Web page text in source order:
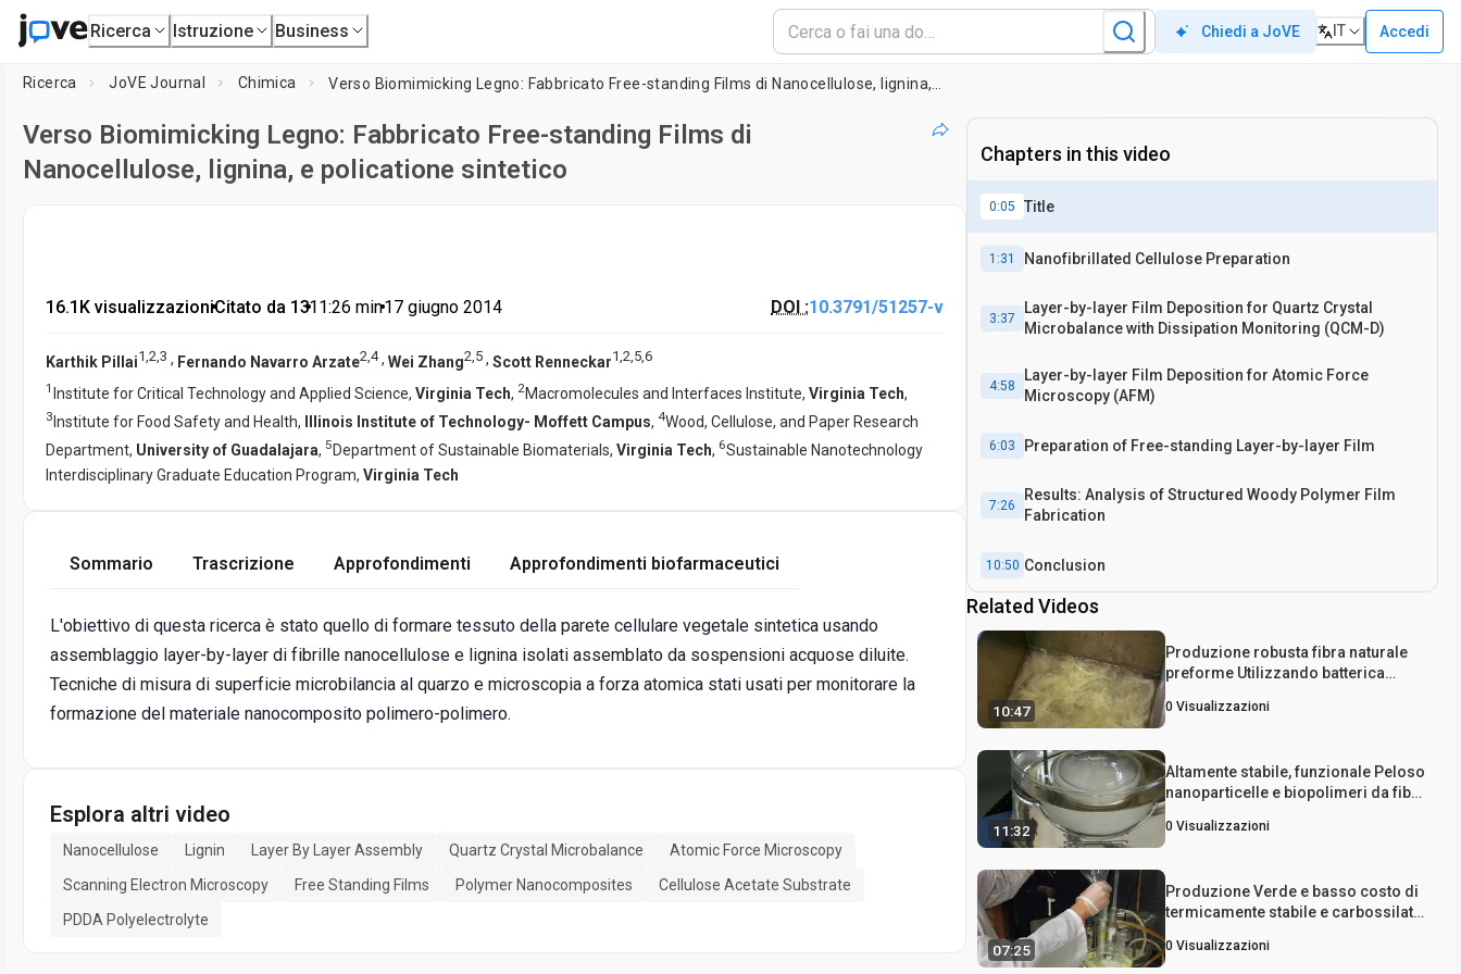
Ricerca Istruzione Business Chiedi a JoVE IT Accedi
Ricerca JoVE Journal Chimica
Verso Biomimicking Legno: Fabbricato Free-standing Films di
Nanocellulose, lignina, e policatione sintetico
16.1K visualizzazioni•Citato da 13•11:26 min•17 giugno 2014 DOI :10.3791/51257-v
Karthik Pillai1,2,3 , Fernando Navarro Arzate2,4, Wei Zhang2,5 , Scott Renneckar1,2,5,6
1 Institute for Critical Technology and Applied Science, Virginia Tech, 2Macromolecules and Interfaces Institute, Virginia Tech,
3 Institute for Food Safety and Health, Illinois Institute of Technology- Moffett Campus, 4Wood, Cellulose, and Paper Research
Department, University of Guadalajara, 5 Department of Sustainable Biomaterials, Virginia Tech, 6Sustainable Nanotechnology
Interdisciplinary Graduate Education Program, Virginia Tech
Sommario Trascrizione Approfondimenti Approfondimenti biofarmaceutici
L'obiettivo di questa ricerca è stato quello di formare tessuto della parete cellulare vegetale sintetica usando
assemblaggio layer-by-layer di fibrille nanocellulose e lignina isolati assemblato da sospensioni acquose diluite.
Tecniche di misura di superficie microbilancia al quarzo e microscopia a forza atomica stati usati per monitorare la
formazione del materiale nanocomposito polimero-polimero.
Esplora altri video
Nanocellulose Lignin Layer By Layer Assembly Quartz Crystal Microbalance
Atomic Force Microscopy
Scanning Electron Microscopy
Free Standing Films Polymer Nanocomposites
Cellulose Acetate Substrate
PDDA Polyelectrolyte
Chapters in this video
0:05 Title
1:31 Nanofibrillated Cellulose Preparation
3:37
Layer-by-layer Film Deposition for Quartz Crystal
Microbalance with Dissipation Monitoring (QCM-D)
4:58
Layer-by-layer Film Deposition for Atomic Force
Microscopy (AFM)
6:03 Preparation of Free-standing Layer-by-layer Film
7:26
Results: Analysis of Structured Woody Polymer Film
Fabrication
10:50 Conclusion
Related Videos
10:47
Produzione robusta fibra naturale
preforme Utilizzando batterica
0 Visualizzazioni
11:32
Altamente stabile, funzionale Peloso
nanoparticelle e biopolimeri da fibre
sostenibile
0 Visualizzazioni
07:25
Produzione Verde e basso costo di
termicamente stabile e carbossilati
Utilizzando altamente riciclabile
0 Visualizzazioni